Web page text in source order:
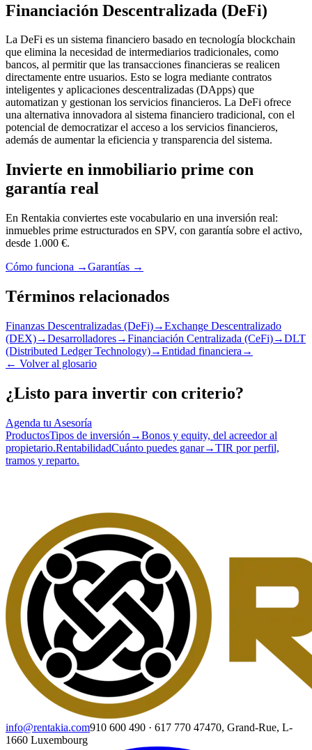
Financiación Descentralizada (DeFi)
La DeFi es un sistema financiero basado en tecnología blockchain
que elimina la necesidad de intermediarios tradicionales, como
bancos, al permitir que las transacciones financieras se realicen
directamente entre usuarios. Esto se logra mediante contratos
inteligentes y aplicaciones descentralizadas (DApps) que
automatizan y gestionan los servicios financieros. La DeFi ofrece
una alternativa innovadora al sistema financiero tradicional, con el
potencial de democratizar el acceso a los servicios financieros,
además de aumentar la eficiencia y transparencia del sistema.
Invierte en inmobiliario prime con
garantía real
En Rentakia conviertes este vocabulario en una inversión real:
inmuebles prime estructurados en SPV, con garantía sobre el activo,
desde 1.000 €.
Cómo funciona →Garantías →
Términos relacionados
Finanzas Descentralizadas (DeFi)→Exchange Descentralizado
(DEX)→Desarrolladores→Financiación Centralizada (CeFi)→DLT
(Distributed Ledger Technology)→Entidad financiera →
← Volver al glosario
¿Listo para invertir con criterio?
Agenda tu Asesoría
ProductosTipos de inversión →Bonos y equity, del acreedor al
propietario.RentabilidadCuánto puedes ganar→TIR por perfil,
tramos y reparto.
info@rentakia.com910 600 490 · 617 770 47470, Grand-Rue, L-
1660 Luxembourg